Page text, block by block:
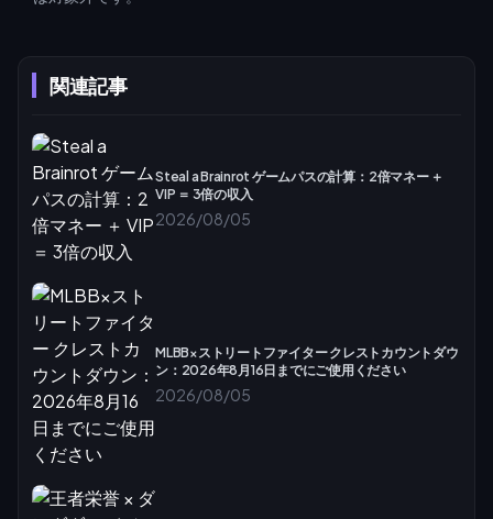
関連記事
Steal a Brainrot ゲームパスの計算：2倍マネー ＋
VIP ＝ 3倍の収入
2026/08/05
MLBB×ストリートファイター クレストカウントダウ
ン：2026年8月16日までにご使用ください
2026/08/05